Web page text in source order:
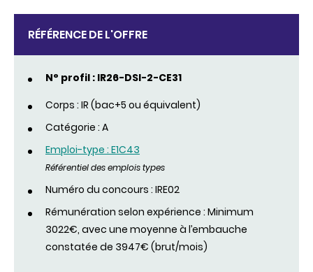
RÉFÉRENCE DE L'OFFRE
N° profil : IR26-DSI-2-CE31
Corps : IR (bac+5 ou équivalent)
Catégorie : A
Emploi-type : E1C43
Référentiel des emplois types
Numéro du concours : IRE02
Rémunération selon expérience : Minimum
3022€, avec une moyenne à l’embauche
constatée de 3947€ (brut/mois)